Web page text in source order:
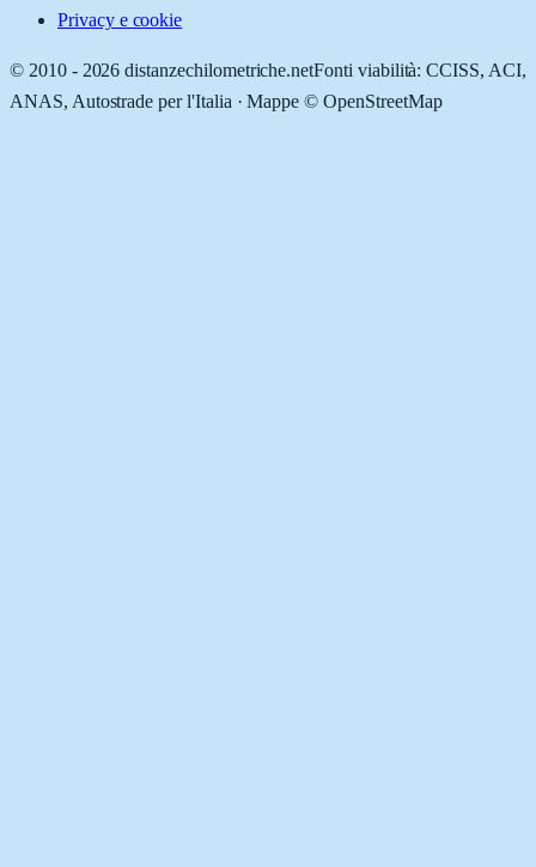
Privacy e cookie
© 2010 - 2026 distanzechilometriche.netFonti viabilità: CCISS, ACI,
ANAS, Autostrade per l'Italia · Mappe © OpenStreetMap